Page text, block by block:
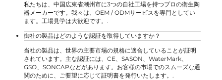
私たちは、中国広東省潮州市に3つの自社工場を持つプロの衛生陶
器メーカーです。我々は、OEM / ODMサービスを専門としてい
ます。工場見学は大歓迎です。.
御社の製品はどのような認証を取得していますか？
当社の製品は、世界の主要市場の規格に適合していることが証明
されています。主な認証には、CE、SASON、WaterMark、
GSO、SONCAPなどがあります。お客様の市場でのスムーズな通
関のために、ご要望に応じて証明書を発行いたします。.